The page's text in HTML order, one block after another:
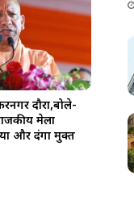
दौरा,बोले-
मेला
और दंगा मुक्त